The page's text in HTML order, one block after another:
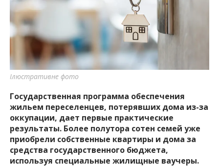
важную информацию о событиях
города Запорожья и области.
Ілюстративне фото
Государственная программа обеспечения
жильем переселенцев, потерявших дома из-за
оккупации, дает первые практические
результаты. Более полутора сотен семей уже
приобрели собственные квартиры и дома за
средства государственного бюджета,
используя специальные жилищные ваучеры.